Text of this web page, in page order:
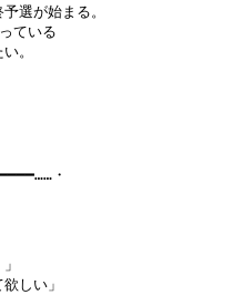
選が始まる。
ている
。
・
しい」